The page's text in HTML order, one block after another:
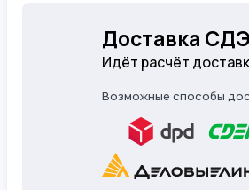
Доставка
Идёт расчёт
Возможные способы